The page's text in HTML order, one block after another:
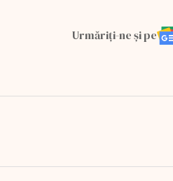
Urmăriți-ne și pe